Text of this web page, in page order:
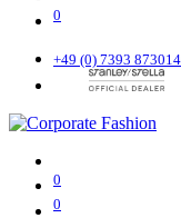
0
+49 (0) 7393
0
0